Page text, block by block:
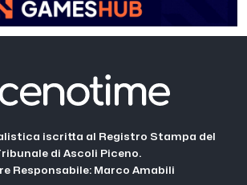
iscritta al Registro Stampa del
di Ascoli Piceno.
Responsabile: Marco Amabili